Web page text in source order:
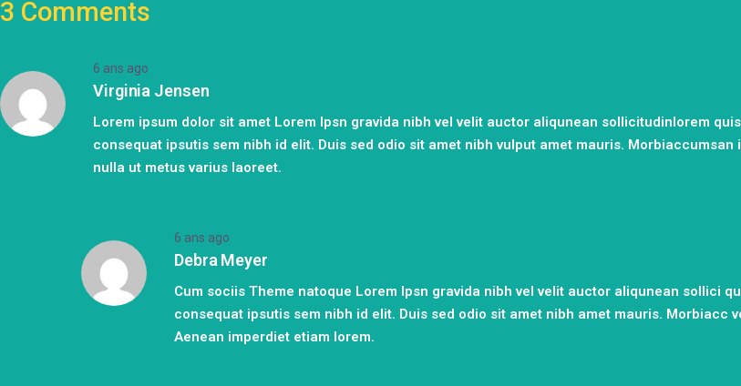
3 Comments
6 ans ago
Virginia Jensen
Lorem ipsum dolor sit amet Lorem Ipsn gravida nibh vel velit auctor aliqunean sollicitudinlorem
consequat ipsutis sem nibh id elit. Duis sed odio sit amet nibh vulput amet mauris. Morbiaccumsan
nulla ut metus varius laoreet.
6 ans ago
Debra Meyer
Cum sociis Theme natoque Lorem Ipsn gravida nibh vel velit auctor aliqunean sollici
consequat ipsutis sem nibh id elit. Duis sed odio sit amet nibh amet mauris. Morbiacc
Aenean imperdiet etiam lorem.